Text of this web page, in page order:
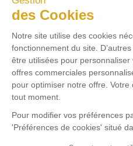
des Cookies
Notre site utilise des cookies
fonctionnement du site.
être utilisées pour
offres commerciales
pour optimiser notre offre.
tout moment.
Pour modifier vos préférences
'Préférences de cookies' situé
Nouveaux produits
sitemap
NOUS SUIVRE
FacebookTwitter
FLUX RSS
Aucun flux RSS ajouté